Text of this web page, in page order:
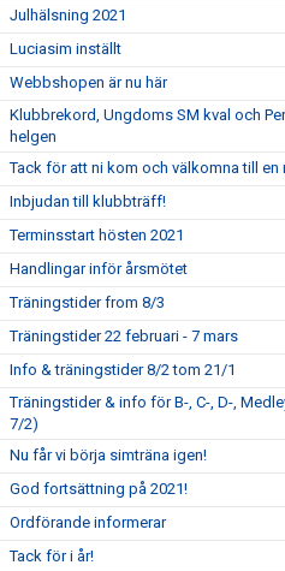
Julhälsning 2021
Luciasim inställt
Webbshopen är nu här
Klubbrekord, Ungdoms SM kval och
helgen
Tack för att ni kom och välkomna till en
Inbjudan till klubbträff!
Terminsstart hösten 2021
Handlingar inför årsmötet
Träningstider from 8/3
Träningstider 22 februari - 7 mars
Info & träningstider 8/2 tom 21/1
Träningstider & info för B-, C-, D-,
7/2)
Nu får vi börja simträna igen!
God fortsättning på 2021!
Ordförande informerar
Tack för i år!